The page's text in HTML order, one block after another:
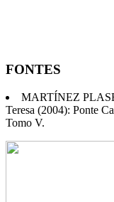
FONTES
MARTÍNEZ
Teresa (2004): Ponte
Tomo V.